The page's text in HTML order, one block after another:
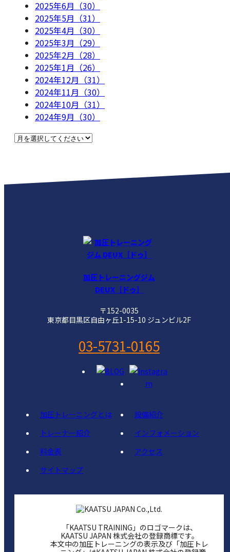
2025年6月（30）
2025年5月（31）
2025年4月（30）
2025年3月（29）
2025年2月（28）
2025年1月（26）
2024年12月（31）
2024年11月（30）
2024年10月（31）
2024年9月（30）
加圧トレーニングジム
DEUX［ドゥ］
〒152-0035
東京都目黒区自由ヶ丘1-15-10 ジュンビル2F
03-5731-0165
加圧トレーニングとは
設備紹介
トレーナー紹介
インフォメーション
料金表
アクセス
サイトマップ
「KAATSU TRAINING」のロゴマークは、
KAATSU JAPAN 株式会社の登録商標です。
本文中の加圧トレーニングの表示及び「加圧トレ